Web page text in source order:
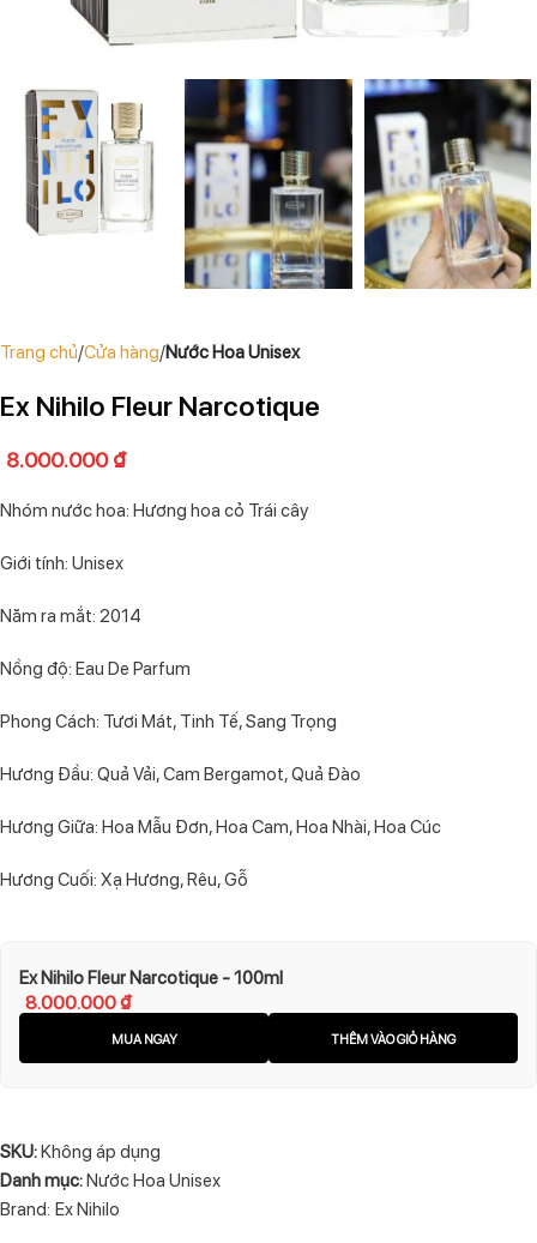
Trang chủ Cửa hàng Nước Hoa Unisex
Ex Nihilo Fleur Narcotique
8.000.000₫
Nhóm nước hoa: Hương hoa cỏ Trái cây
Giới tính: Unisex
Năm ra mắt: 2014
Nồng độ: Eau De Parfum
Phong Cách: Tươi Mát, Tinh Tế, Sang Trọng
Hương Đầu: Quả Vải, Cam Bergamot, Quả Đào
Hương Giữa: Hoa Mẫu Đơn, Hoa Cam, Hoa Nhài, Hoa Cúc
Hương Cuối: Xạ Hương, Rêu, Gỗ
Ex Nihilo Fleur Narcotique - 100ml
8.000.000₫
MUA NGAY THÊM VÀO GIỎ HÀNG
SKU:Không áp dụng
Danh mục:Nước Hoa Unisex
Brand: Ex Nihilo